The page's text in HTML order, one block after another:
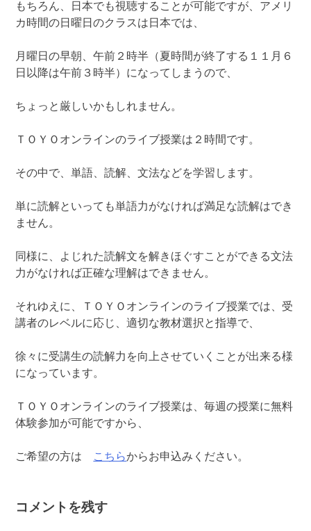
もちろん、日本でも視聴することが可能ですが、アメリ
カ時間の日曜日のクラスは日本では、
月曜日の早朝、午前２時半（夏時間が終了する１１月６
日以降は午前３時半）になってしまうので、
ちょっと厳しいかもしれません。
ＴＯＹＯオンラインのライブ授業は２時間です。
その中で、単語、読解、文法などを学習します。
単に読解といっても単語力がなければ満足な読解はでき
ません。
同様に、よじれた読解文を解きほぐすことができる文法
力がなければ正確な理解はできません。
それゆえに、ＴＯＹＯオンラインのライブ授業では、受
講者のレベルに応じ、適切な教材選択と指導で、
徐々に受講生の読解力を向上させていくことが出来る様
になっています。
ＴＯＹＯオンラインのライブ授業は、毎週の授業に無料
体験参加が可能ですから、
ご希望の方は こちらからお申込みください。
コメントを残す